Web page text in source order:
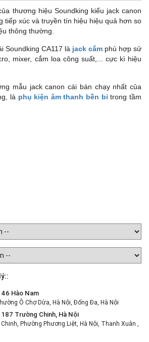
thương hiệu Soundking kiểu jack canon
tiếp xúc và truyền tín hiệu hiệu quả hơn so
thông thường.
Soundking CA117 là jack cắm phù hợp sử
mixer, cắm loa công suất,... cực kì hiệu
mẫu jack canon cái bán chạy nhất của
là phụ kiện âm thanh bền bỉtrong tầm
Hào Nam
Ô Chợ Dừa, Hà Nội, Đống Đa, Hà Nội
Trường Chinh, Hà Nội
Phường Phương Liệt, Hà Nội, Thanh Xuân ,